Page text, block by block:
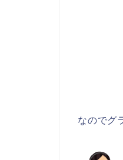
なのでグ